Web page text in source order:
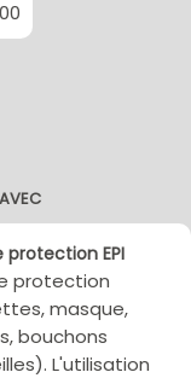
protection EPI
protection
masque,
bouchons
L'utilisation